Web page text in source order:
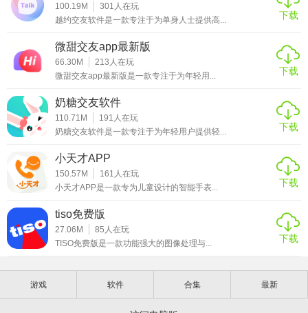
的奖励和积分，提升自己在社区中的等级和声誉。
【星空之遇国际版推荐】
星空之遇国际版是一款非常值得推荐的天文软件，尤其适合
- 天文爱好者：无论是初学者还是资深爱好者，都能在软件中
找到丰富的学习资源和观测工具，满足自己对宇宙探索的渴
- 学生群体：软件中的天文知识库和科普内容，能够帮助学生
更好地学习天文课程，激发对科学的兴趣和探索精神。
- 摄影爱好者：对于喜欢拍摄星空的天文摄影爱好者来说，软
件提供的实时星空地图和个性化观测计划，能够帮助他们更
- 社交达人：如果你喜欢结交新朋友，与志同道合的人交流分
享，那么星空之遇国际版的社交互动社区将是你不错的选
100.19M 301 人在玩
越约交友软件是一款专注于为单身人士提供高...
下载
微甜交友app最新版
66.30M 213 人在玩
微甜交友app最新版是一款专注于为年轻用...
下载
奶糖交友软件
110.71M 191 人在玩
奶糖交友软件是一款专注于为年轻用户提供轻...
下载
小天才APP
150.57M 161 人在玩
小天才APP是一款专为儿童设计的智能手表...
下载
tiso免费版
27.06M 85 人在玩
TISO免费版是一款功能强大的图像处理与...
下载
游戏 软件 合集 最新